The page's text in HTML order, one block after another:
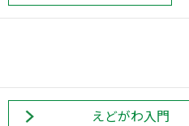
えどがわ入門